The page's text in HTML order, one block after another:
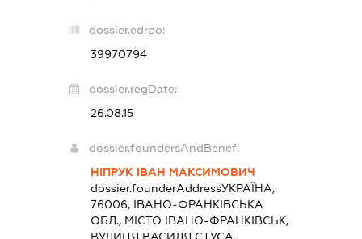
dossier.edrpo:
39970794
dossier.regDate:
26.08.15
dossier.foundersAndBenef:
НІПРУК ІВАН МАКСИМОВИЧ
dossier.founderAddressУКРАЇНА,
76006, ІВАНО-ФРАНКІВСЬКА
ОБЛ., МІСТО ІВАНО-ФРАНКІВСЬК,
ВУЛИЦЯ ВАСИЛЯ СТУСА,